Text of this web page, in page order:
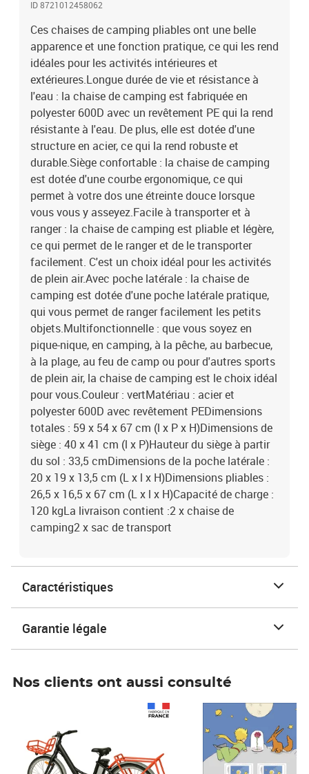
en camping, à la pêche, au barbecue, à la plage, au feu de camp ou
pour d'autres sports de plein air, la chaise de camping est le choix
idéal pour vous.Couleur : vertMatériau : acier et polyester 600D
avec revêtement PEDimensions totales : 59 x 54 x 67 cm (l x P x
H)Dimensions de siège : 40 x 41 cm (l x P)Hauteur du siège à partir
du sol : 33,5 cmDimensions de la poche latérale : 20 x 19 x 13,5 cm
(L x l x H)Dimensions pliables : 26,5 x 16,5 x 67 cm (L x l x
H)Capacité de charge : 120 kgLa livraison contient :2 x chaise de
camping2 x sac de transport
ID 8721012458062
Ces chaises de camping pliables ont une belle
apparence et une fonction pratique, ce qui les rend
idéales pour les activités intérieures et
extérieures.Longue durée de vie et résistance à
l'eau : la chaise de camping est fabriquée en
polyester 600D avec un revêtement PE qui la rend
résistante à l'eau. De plus, elle est dotée d'une
structure en acier, ce qui la rend robuste et
durable.Siège confortable : la chaise de camping
est dotée d'une courbe ergonomique, ce qui
permet à votre dos une étreinte douce lorsque
vous vous y asseyez.Facile à transporter et à
ranger : la chaise de camping est pliable et légère,
ce qui permet de le ranger et de le transporter
facilement. C'est un choix idéal pour les activités
de plein air.Avec poche latérale : la chaise de
camping est dotée d'une poche latérale pratique,
qui vous permet de ranger facilement les petits
objets.Multifonctionnelle : que vous soyez en
pique-nique, en camping, à la pêche, au barbecue,
à la plage, au feu de camp ou pour d'autres sports
de plein air, la chaise de camping est le choix idéal
pour vous.Couleur : vertMatériau : acier et
polyester 600D avec revêtement PEDimensions
totales : 59 x 54 x 67 cm (l x P x H)Dimensions de
siège : 40 x 41 cm (l x P)Hauteur du siège à partir
du sol : 33,5 cmDimensions de la poche latérale :
20 x 19 x 13,5 cm (L x l x H)Dimensions pliables :
26,5 x 16,5 x 67 cm (L x l x H)Capacité de charge :
120 kgLa livraison contient :2 x chaise de
camping2 x sac de transport
Caractéristiques
Garantie légale
Nos clients ont aussi consulté
Prix 7,50€